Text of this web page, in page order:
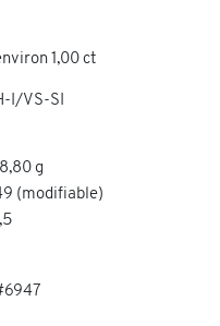
1,00 ct
I/VS-SI
g
(modifiable)